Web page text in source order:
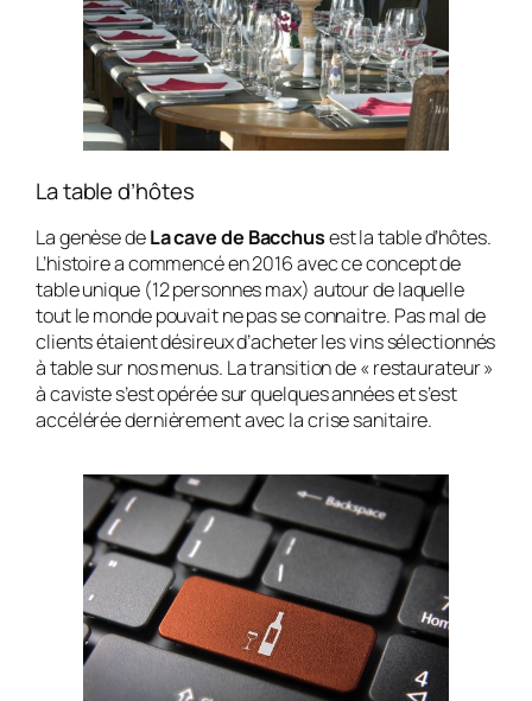
La table d’hôtes
La genèse deLa cave de Bacchusest la table d’hôtes.
L’histoire a commencé en 2016 avec ce concept de
table unique (12 personnes max) autour de laquelle
tout le monde pouvait ne pas se connaitre. Pas mal de
clients étaient désireux d’acheter les vins sélectionnés
à table sur nos menus. La transition de « restaurateur »
à caviste s’est opérée sur quelques années et s’est
accélérée dernièrement avec la crise sanitaire.